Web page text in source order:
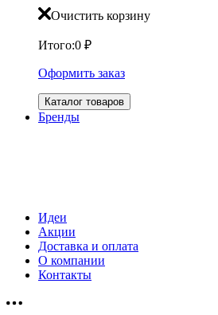
Очистить корзину
Итого:0 ₽
Оформить заказ
Каталог товаров
Бренды
Идеи
Акции
Доставка и оплата
О компании
Контакты